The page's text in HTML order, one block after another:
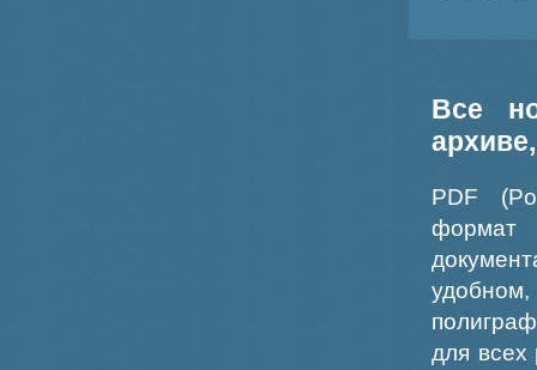
Все
PDF
формат
для всех